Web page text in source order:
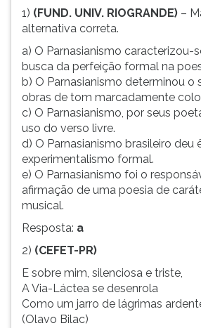
1) (FUND. UNIV. RIOGRANDE) –
alternativa correta.
a) O Parnasianismo caracterizou-
busca da perfeição formal na
b) O Parnasianismo determinou o
obras de tom marcadamente
c) O Parnasianismo, por seus
uso do verso livre.
d) O Parnasianismo brasileiro deu
experimentalismo formal.
e) O Parnasianismo foi o
afirmação de uma poesia de
musical.
Resposta: a
2) (CEFET-PR)
E sobre mim, silenciosa e triste,
A Via-Láctea se desenrola
Como um jarro de lágrimas
(Olavo Bilac)